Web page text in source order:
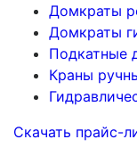
Домкраты
Домкраты
Подкатные
Краны
Скачать прайс-